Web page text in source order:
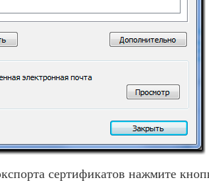
сертификатов нажмите